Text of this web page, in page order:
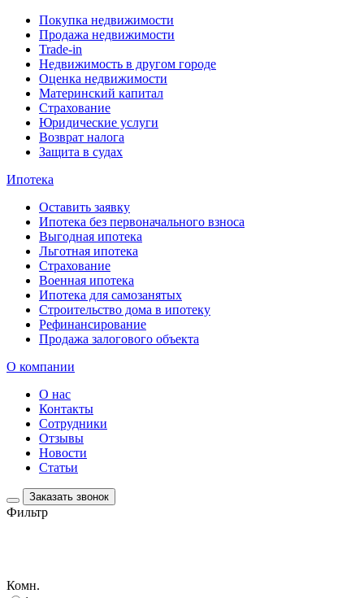
Покупка недвижимости
Продажа недвижимости
Trade-in
Недвижимость в другом городе
Оценка недвижимости
Материнский капитал
Страхование
Юридические услуги
Возврат налога
Защита в судах
Ипотека
Оставить заявку
Ипотека без первоначального взноса
Выгодная ипотека
Льготная ипотека
Страхование
Военная ипотека
Ипотека для самозанятых
Строительство дома в ипотеку
Рефинансирование
Продажа залогового объекта
О компании
О нас
Контакты
Сотрудники
Отзывы
Новости
Статьи
Заказать звонок
Фильтр
Комн.